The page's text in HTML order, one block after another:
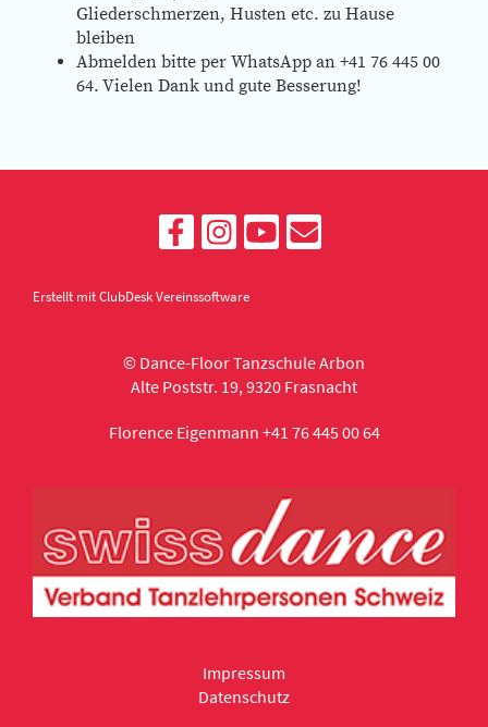
Gliederschmerzen, Husten etc. zu Hause
bleiben
Abmelden bitte per WhatsApp an +41 76 445 00
64. Vielen Dank und gute Besserung!
Erstellt mit ClubDesk Vereinssoftware
© Dance-Floor Tanzschule Arbon
Alte Poststr. 19, 9320 Frasnacht
Florence Eigenmann +41 76 445 00 64
Impressum
Datenschutz